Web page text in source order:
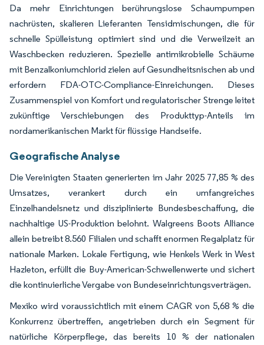
Da mehr Einrichtungen berührungslose Schaumpumpen
nachrüsten, skalieren Lieferanten Tensidmischungen, die für
schnelle Spülleistung optimiert sind und die Verweilzeit an
Waschbecken reduzieren. Spezielle antimikrobielle Schäume
mit Benzalkoniumchlorid zielen auf Gesundheitsnischen ab und
erfordern FDA-OTC-Compliance-Einreichungen. Dieses
Zusammenspiel von Komfort und regulatorischer Strenge leitet
zukünftige Verschiebungen des Produkttyp-Anteils im
nordamerikanischen Markt für flüssige Handseife.
Geografische Analyse
Die Vereinigten Staaten generierten im Jahr 2025 77,85 % des
Umsatzes, verankert durch ein umfangreiches
Einzelhandelsnetz und disziplinierte Bundesbeschaffung, die
nachhaltige US-Produktion belohnt. Walgreens Boots Alliance
allein betreibt 8.560 Filialen und schafft enormen Regalplatz für
nationale Marken. Lokale Fertigung, wie Henkels Werk in West
Hazleton, erfüllt die Buy-American-Schwellenwerte und sichert
die kontinuierliche Vergabe von Bundeseinrichtungsverträgen.
Mexiko wird voraussichtlich mit einem CAGR von 5,68 % die
Konkurrenz übertreffen, angetrieben durch ein Segment für
natürliche Körperpflege, das bereits 10 % der nationalen